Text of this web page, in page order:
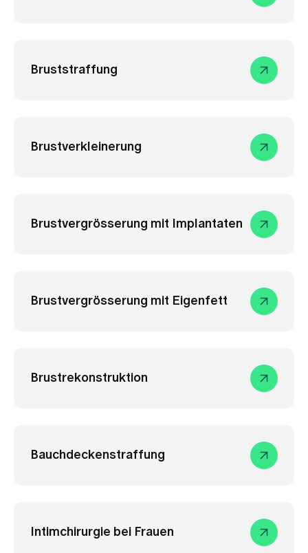
Bruststraffung
Brustverkleinerung
Brustvergrösserung mit Implantaten
Brustvergrösserung mit Eigenfett
Brustrekonstruktion
Bauchdeckenstraffung
Intimchirurgie bei Frauen